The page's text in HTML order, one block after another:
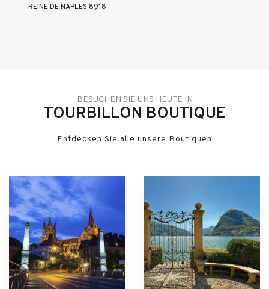
REINE DE NAPLES 8918
BESUCHEN SIE UNS HEUTE IN
TOURBILLON BOUTIQUE
Entdecken Sie alle unsere Boutiquen